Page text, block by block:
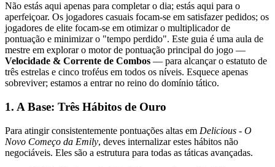
Não estás aqui apenas para completar o dia; estás aqui para o
aperfeiçoar. Os jogadores casuais focam-se em satisfazer pedidos; os
jogadores de elite focam-se em otimizar o multiplicador de
pontuação e minimizar o "tempo perdido". Este guia é uma aula de
mestre em explorar o motor de pontuação principal do jogo —
Velocidade & Corrente de Combos — para alcançar o estatuto de
três estrelas e cinco troféus em todos os níveis. Esquece apenas
sobreviver; estamos a entrar no reino do domínio tático.
1. A Base: Três Hábitos de Ouro
Para atingir consistentemente pontuações altas em Delicious - O
Novo Começo da Emily, deves internalizar estes hábitos não
negociáveis. Eles são a estrutura para todas as táticas avançadas.